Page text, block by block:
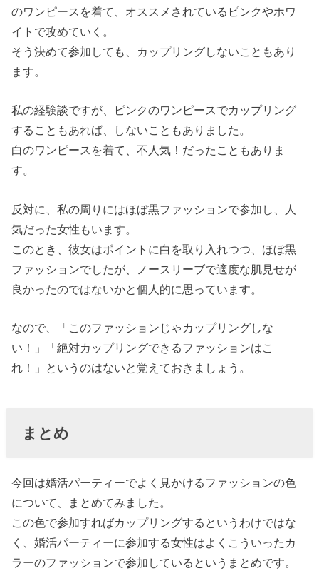
のワンピースを着て、オススメされているピンクやホワ
イトで攻めていく。
そう決めて参加しても、カップリングしないこともあり
ます。
私の経験談ですが、ピンクのワンピースでカップリング
することもあれば、しないこともありました。
白のワンピースを着て、不人気！だったこともありま
す。
反対に、私の周りにはほぼ黒ファッションで参加し、人
気だった女性もいます。
このとき、彼女はポイントに白を取り入れつつ、ほぼ黒
ファッションでしたが、ノースリーブで適度な肌見せが
良かったのではないかと個人的に思っています。
なので、「このファッションじゃカップリングしな
い！」「絶対カップリングできるファッションはこ
れ！」というのはないと覚えておきましょう。
まとめ
今回は婚活パーティーでよく見かけるファッションの色
について、まとめてみました。
この色で参加すればカップリングするというわけではな
く、婚活パーティーに参加する女性はよくこういったカ
ラーのファッションで参加しているというまとめです。